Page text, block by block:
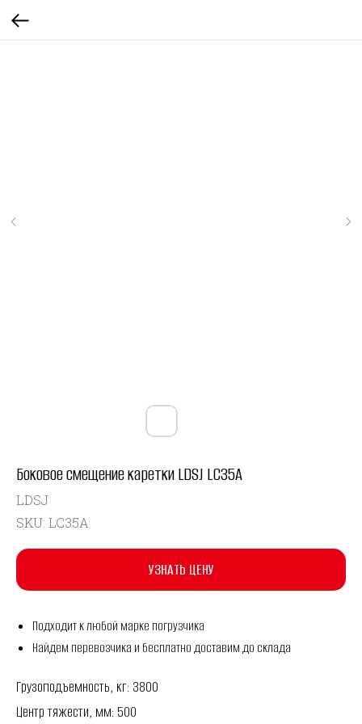
Боковое смещение каретки LDSJ LC35A
LDSJ
SKU: LC35A
УЗНАТЬ ЦЕНУ
Подходит к любой марке погрузчика
Найдем перевозчика и бесплатно доставим до склада
Грузоподъемность, кг: 3800
Центр тяжести, мм: 500